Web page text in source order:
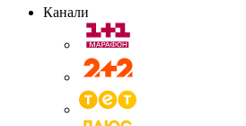
Канали